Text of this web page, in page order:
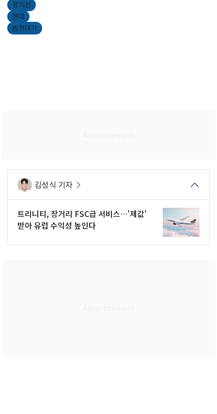
정의선
현대
범현대가
김성식 기자
트리니티, 장거리 FSC급 서비스…'제값'
받아 유럽 수익성 높인다